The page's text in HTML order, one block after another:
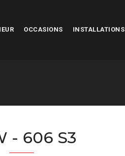
OCCASIONS INSTALLATIONS
- 606 S3